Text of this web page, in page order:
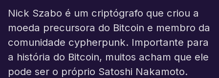
Nick Szabo é um criptógrafo que criou a
moeda precursora do Bitcoin e membro da
comunidade cypherpunk. Importante para
a história do Bitcoin, muitos acham que ele
pode ser o próprio Satoshi Nakamoto.